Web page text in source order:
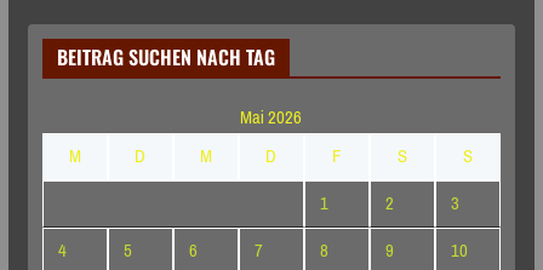
BEITRAG SUCHEN NACH TAG
Mai 2026
M
D M D F S
S
1
2
3
4
5 6 7 8 9
10